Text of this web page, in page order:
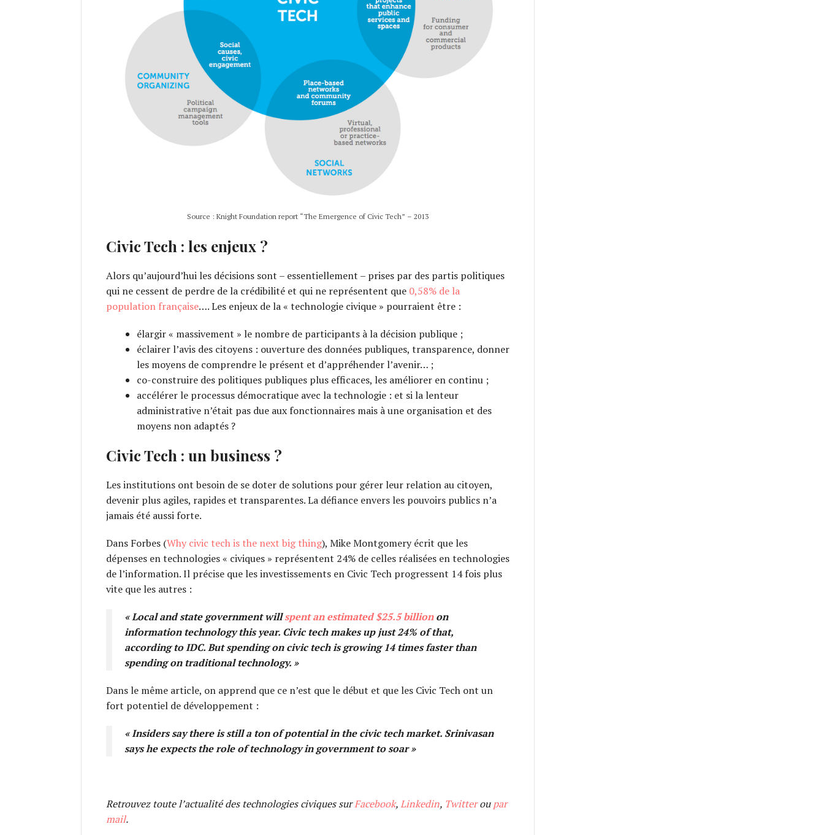
Source : Knight Foundation report “The Emergence of Civic Tech” – 2013
Civic Tech : les enjeux ?
Alors qu’aujourd’hui les décisions sont – essentiellement – prises par des partis politiques
qui ne cessent de perdre de la crédibilité et qui ne représentent que 0,58% de la
population française…. Les enjeux de la « technologie civique » pourraient être :
élargir « massivement » le nombre de participants à la décision publique ;
éclairer l’avis des citoyens : ouverture des données publiques, transparence, donner
les moyens de comprendre le présent et d’appréhender l’avenir… ;
co-construire des politiques publiques plus efficaces, les améliorer en continu ;
accélérer le processus démocratique avec la technologie : et si la lenteur
administrative n’était pas due aux fonctionnaires mais à une organisation et des
moyens non adaptés ?
Civic Tech : un business ?
Les institutions ont besoin de se doter de solutions pour gérer leur relation au citoyen,
devenir plus agiles, rapides et transparentes. La défiance envers les pouvoirs publics n’a
jamais été aussi forte.
Dans Forbes (Why civic tech is the next big thing), Mike Montgomery écrit que les
dépenses en technologies « civiques » représentent 24% de celles réalisées en technologies
de l’information. Il précise que les investissements en Civic Tech progressent 14 fois plus
vite que les autres :
«Local and state government willspent an estimated $25.5 billionon
information technology this year. Civic tech makes up just 24% of that,
according to IDC. But spending on civic tech is growing 14 times faster than
spending on traditional technology. »
Dans le même article, on apprend que ce n’est que le début et que les Civic Tech ont un
fort potentiel de développement :
« Insiders say there is still a ton of potential in the civic tech market. Srinivasan
says he expects the role of technology in government to soar »
Retrouvez toute l’actualité des technologies civiques surFacebook,Linkedin, Twitteroupar
mail.